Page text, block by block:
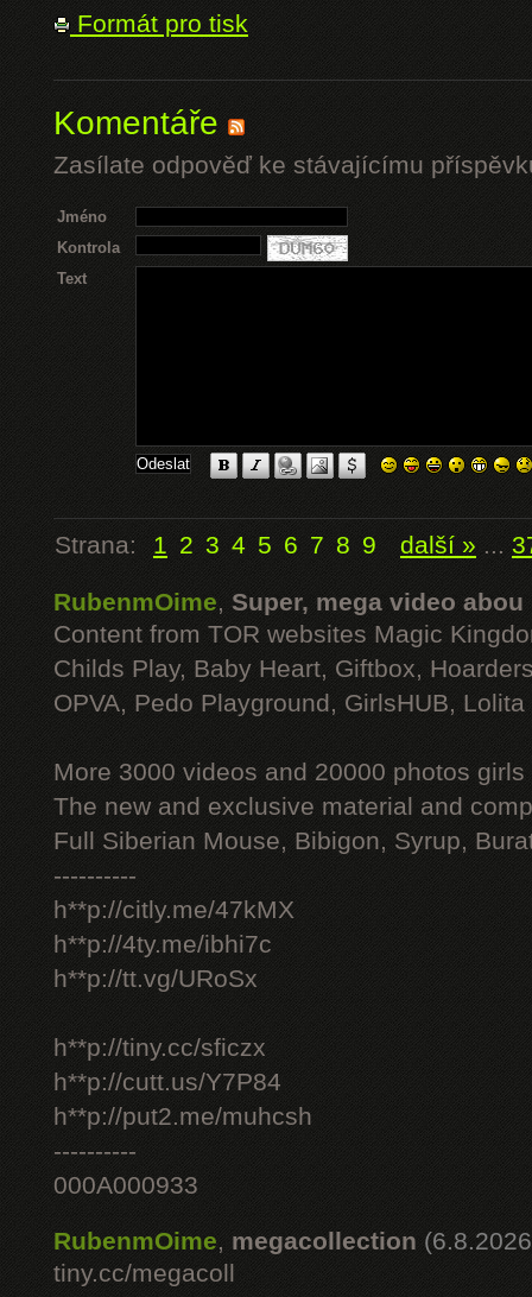
Formát pro tisk
Komentáře
Zasílate odpověď ke stávajícímu
Jméno
Kontrola
Text
Strana: 1 2 3 4 5 6 7 8 9 další » ...
RubenmOime, Super, mega video abou
Content from TOR websites Magic
Childs Play, Baby Heart, Giftbox,
OPVA, Pedo Playground, GirlsHUB, Lolita
More 3000 videos and 20000 photos
The new and exclusive material and
Full Siberian Mouse, Bibigon, Syrup,
----------
h**p://citly.me/47kMX
h**p://4ty.me/ibhi7c
h**p://tt.vg/URoSx
h**p://tiny.cc/sficzx
h**p://cutt.us/Y7P84
h**p://put2.me/muhcsh
----------
000A000933
RubenmOime, megacollection
tiny.cc/megacoll